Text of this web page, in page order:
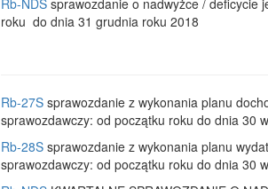
Rb-NDS sprawozdanie o nadwyżce / deficycie
roku do dnia 31 grudnia roku 2018
Rb-27S sprawozdanie z wykonania planu
sprawozdawczy: od początku roku do dnia 30
Rb-28S sprawozdanie z wykonania planu
sprawozdawczy: od początku roku do dnia 30